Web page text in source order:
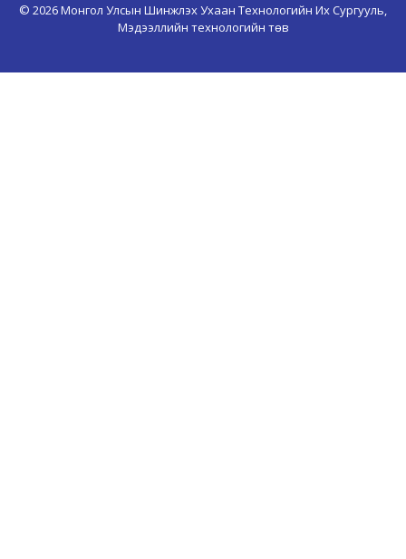
© 2026 Монгол Улсын Шинжлэх Ухаан Технологийн Их Сургууль,
Мэдээллийн технологийн төв